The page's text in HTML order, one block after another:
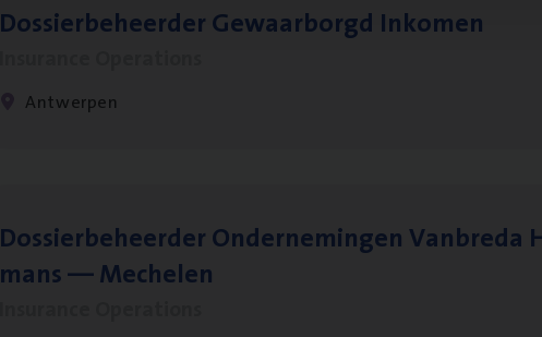
Dos­sier­be­heer­der Gewaar­borgd Inkomen
Antwerpen
Dos­sier­be­heer­der Onder­ne­min­gen Van­b­re­da
mans — Mechelen